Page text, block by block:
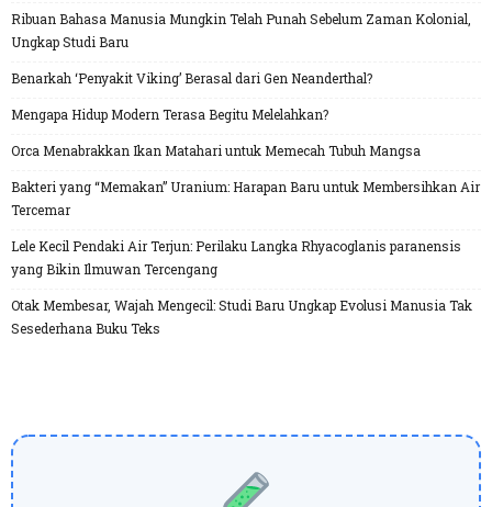
Ribuan Bahasa Manusia Mungkin Telah Punah Sebelum Zaman Kolonial,
Ungkap Studi Baru
Benarkah ‘Penyakit Viking’ Berasal dari Gen Neanderthal?
Mengapa Hidup Modern Terasa Begitu Melelahkan?
Orca Menabrakkan Ikan Matahari untuk Memecah Tubuh Mangsa
Bakteri yang “Memakan” Uranium: Harapan Baru untuk Membersihkan Air
Tercemar
Lele Kecil Pendaki Air Terjun: Perilaku Langka Rhyacoglanis paranensis
yang Bikin Ilmuwan Tercengang
Otak Membesar, Wajah Mengecil: Studi Baru Ungkap Evolusi Manusia Tak
Sesederhana Buku Teks